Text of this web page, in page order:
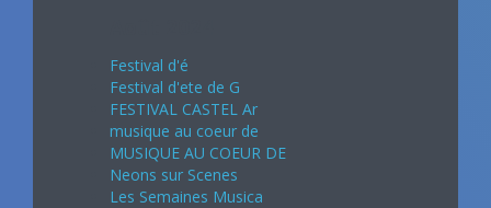
Festival d'é
Festival d'ete de G
FESTIVAL CASTEL Ar
musique au coeur de
MUSIQUE AU COEUR DE
Neons sur Scenes
Les Semaines Musica